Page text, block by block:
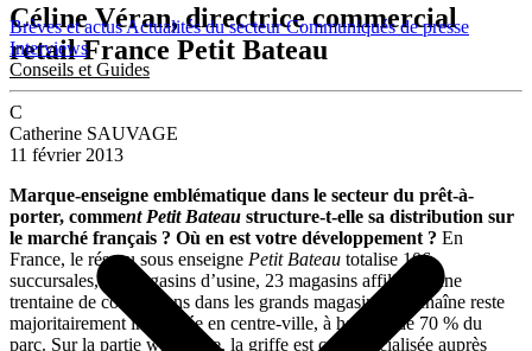
Brèves et actusActualités du secteurCommuniqués de presse
Interviews
Conseils et Guides
Céline Véran, directrice commercial
retail France Petit Bateau
C
Catherine SAUVAGE
11 février 2013
Marque-enseigne emblématique dans le secteur du prêt-à-
porter, comment Petit Bateau structure-t-elle sa distribution sur
le marché français ? Où en est votre développement ? En
France, le réseau sous enseigne Petit Bateau totalise 106
succursales, 12 magasins d’usine, 23 magasins affiliés et une
trentaine de concessions dans les grands magasins. La chaîne reste
majoritairement implantée en centre-ville, à hauteur de 70 % du
parc. Sur la partie wholesale, la griffe est commercialisée auprès